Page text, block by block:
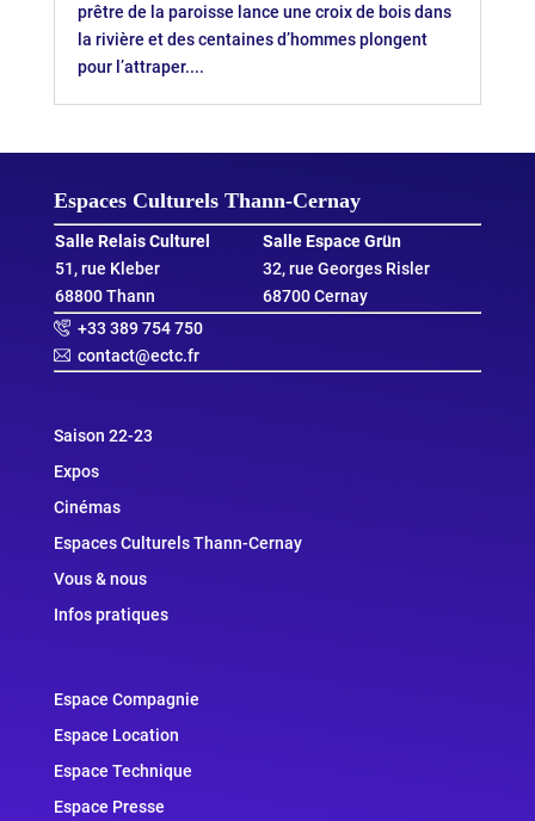
prêtre de la paroisse lance une croix de bois dans
la rivière et des centaines d’hommes plongent
pour l’attraper....
Espaces Culturels Thann‑Cernay
Salle Relais Culturel
51, rue Kleber
68800 Thann
Salle Espace Grün
32, rue Georges Risler
68700 Cernay
+33 389 754 750
contact@ectc.fr
Saison 22-23
Expos
Cinémas
Espaces Culturels Thann-Cernay
Vous & nous
Infos pratiques
Espace Compagnie
Espace Location
Espace Technique
Espace Presse